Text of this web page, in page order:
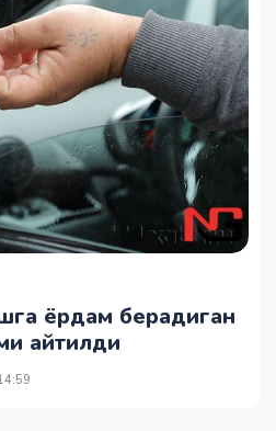
ёрдам берадиган
айтилди